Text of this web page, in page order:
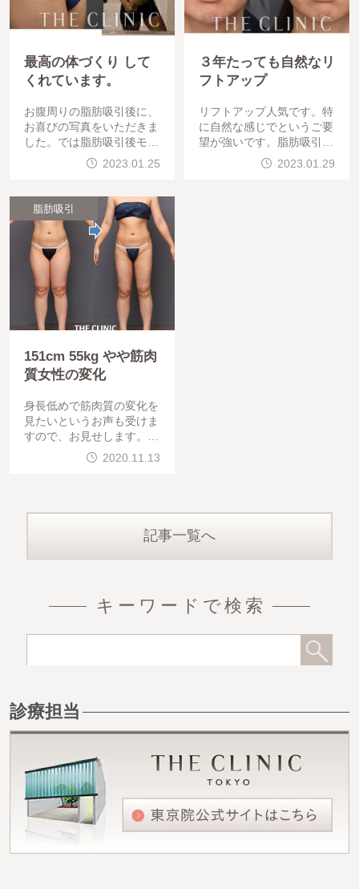
最高の体づくり して
くれています。
お腹周りの脂肪吸引後に、
お喜びの写真をいただきま
した。では脂肪吸引後モチ
ベーションがあがって、筋
トレしてますとのことです
2023.01.25
３年たっても自然なリ
フトアップ
リフトアップ人気です。特
に自然な感じでというご要
望が強いです。脂肪吸引
注入、糸を行い３年ほど経
過されています。若返った
2023.01.29
脂肪吸引
151cm 55kg やや筋肉
質女性の変化
身長低めで筋肉質の変化を
見たいというお声も受けま
すので、お見せします。15
1㎝ 55㎏ 太もも全周
膝の脂肪吸引をさせて頂き
2020.11.13
記事一覧へ
キーワードで検索
診療担当